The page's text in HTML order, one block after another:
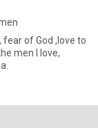
of God ,love to
men I love,